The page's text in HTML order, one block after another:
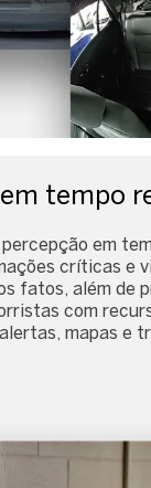
tempo
em
críticas e
fatos, além de
com
mapas e